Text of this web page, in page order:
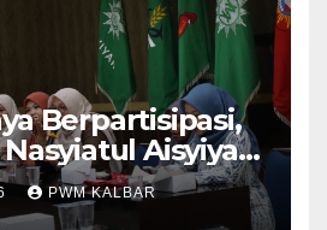
Berpartisipasi,
Aisyiyah
Program
XV
PWM KALBAR